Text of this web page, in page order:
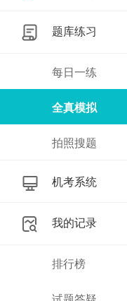
题库练习
每日一练
全真模拟
拍照搜题
机考系统
我的记录
排行榜